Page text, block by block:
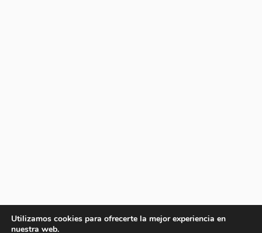
Utilizamos cookies para ofrecerte la mejor experiencia en
nuestra web.